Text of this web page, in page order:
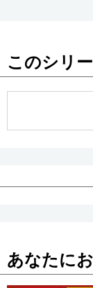
このシリ
あなたに